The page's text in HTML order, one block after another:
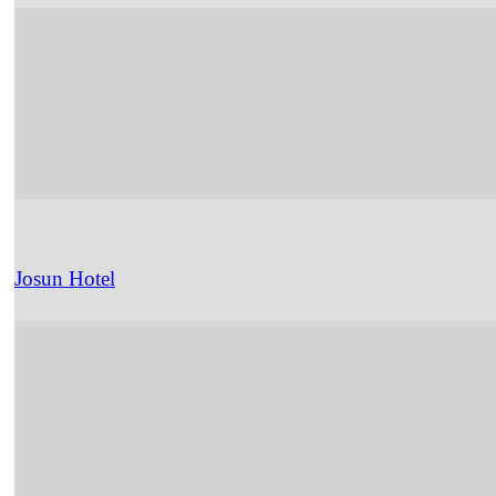
Josun Hotel